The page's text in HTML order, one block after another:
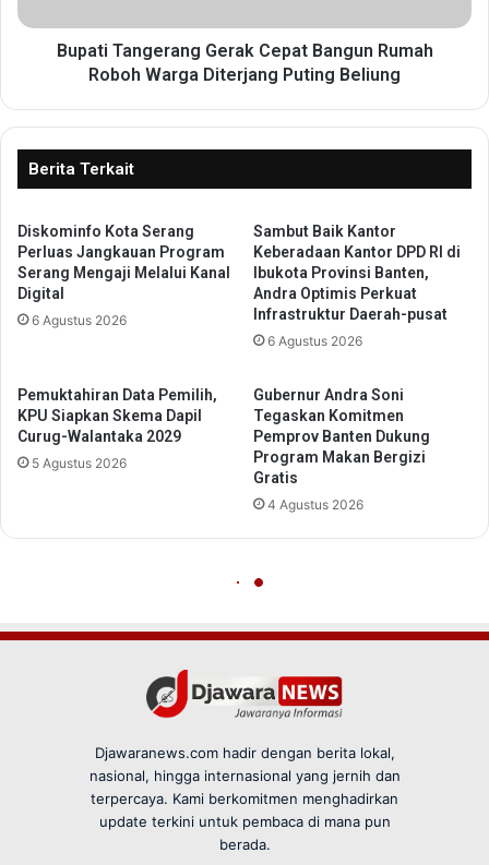
Djawaranews.com hadir dengan berita lokal,
nasional, hingga internasional yang jernih dan
terpercaya. Kami berkomitmen menghadirkan
update terkini untuk pembaca di mana pun
berada.